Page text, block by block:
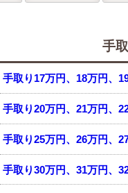
手
手取り17万円、18万円、
手取り20万円、21万円、
手取り25万円、26万円、
手取り30万円、31万円、